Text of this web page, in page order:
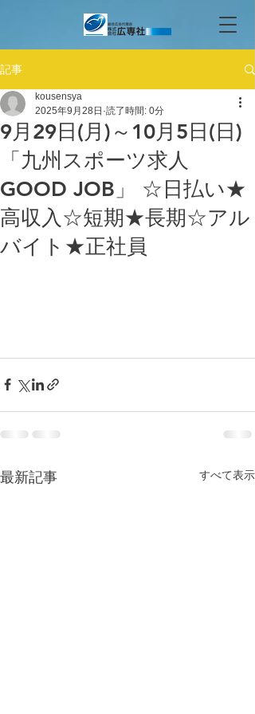
記事
9月29日(月)～10月5日(日)
「九州スポーツ求人
GOOD JOB」 ☆日払い★
高収入☆短期★長期☆アル
バイト★正社員
kousensya
2025年9月28日 読了時間: 0分
最新記事 すべて表示